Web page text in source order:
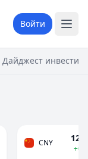
Войти
Дайджест
CNY